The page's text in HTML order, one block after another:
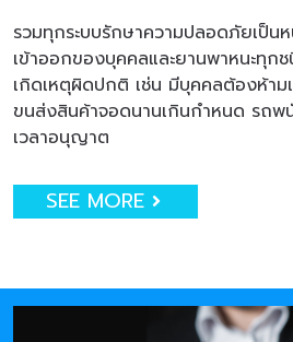
รวมทุกระบบรักษาความปลอดภัยเป็น
เข้าออกของบุคคลและยานพาหนะทุก
เกิดเหตุผิดปกติ เช่น มีบุคคลต้องห้าม
ขนส่งสินค้าจอดนานเกินกำหนด รถพ
เวลาอนุญาต
SEE MORE